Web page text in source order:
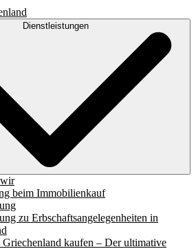
Dienstleistungen
beim Immobilienkauf
zu Erbschaftsangelegenheiten in
kaufen – Der ultimative